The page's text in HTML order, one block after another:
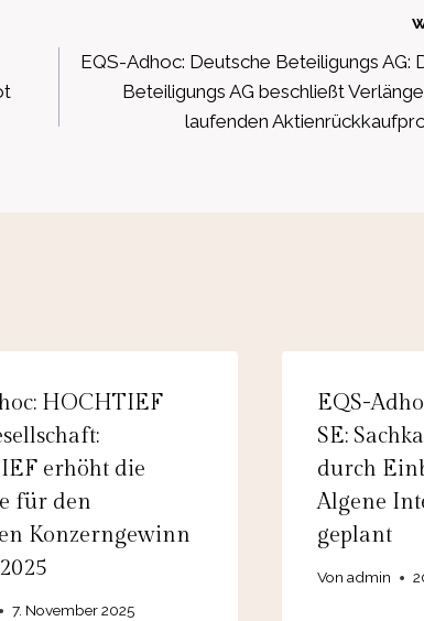
EQS-Adhoc: Deutsche Beteiligungs AG:
Beteiligungs AG beschließt
laufenden
HOCHTIEF
erhöht die
für den
Konzerngewinn
7. November 2025
EQS-
SE:
durch
Algene
geplant
Von admin